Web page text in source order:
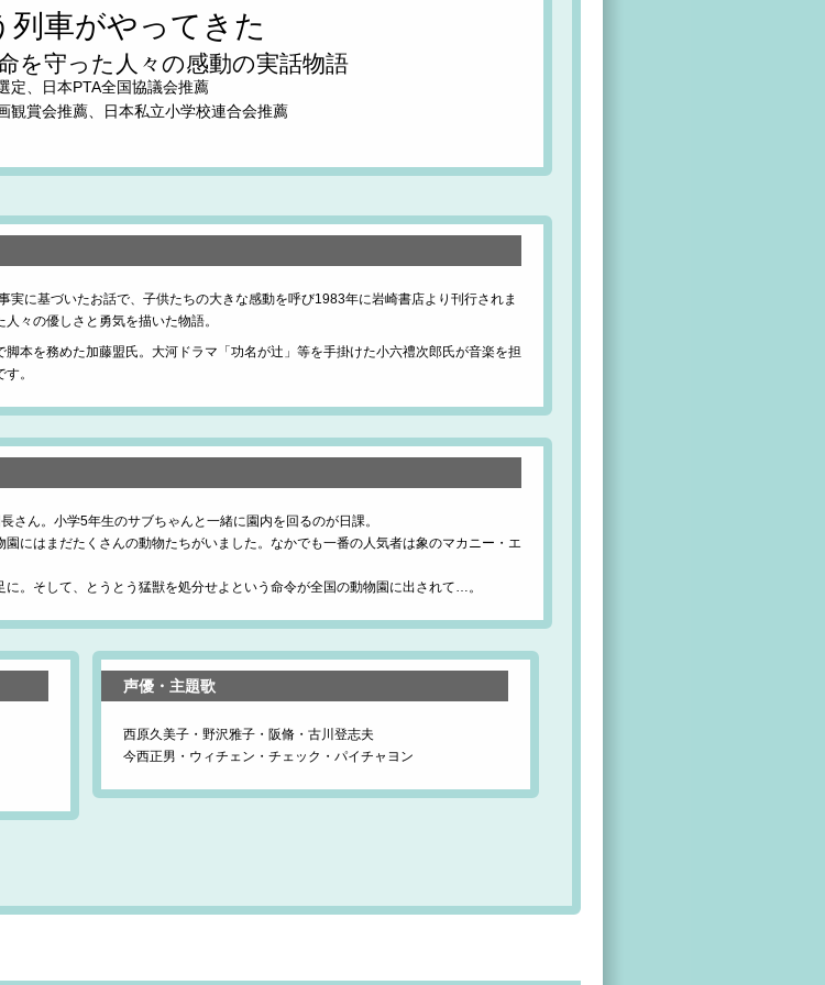
列車がやってきた
を守った人々の感動の実話物語
定、日本PTA全国協議会推薦
観賞会推薦、日本私立小学校連合会推薦
に基づいたお話で、子供たちの大きな感動を呼び1983年に岩崎書店より刊行されま
々の優しさと勇気を描いた物語。
本を務めた加藤盟氏。大河ドラマ「功名が辻」等を手掛けた小六禮次郎氏が音楽を担
。
ん。小学5年生のサブちゃんと一緒に園内を回るのが日課。
にはまだたくさんの動物たちがいました。なかでも一番の人気者は象のマカニー・エ
。そして、とうとう猛獣を処分せよという命令が全国の動物園に出されて…。
声優・主題歌
西原久美子・野沢雅子・阪脩・古川登志夫
今西正男・ウィチェン・チェック・パイチャヨン